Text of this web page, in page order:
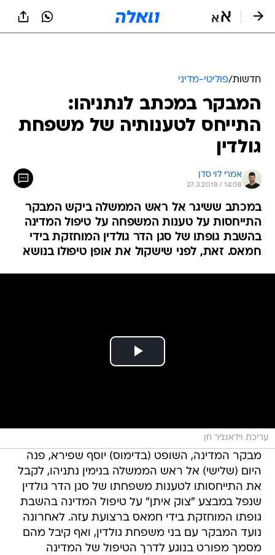
חדשות/פוליטי-מדיני
המבקר במכתב לנתניהו:
התייחס לטענותיה של משפחת
גולדין
אמרי לוי סדן
27.3.2018 / 14:08
במכתב ששיגר אל ראש הממשלה ביקש המבקר
התייחסות על טענות המשפחה על טיפול המדינה
בהשבת גופתו של סגן הדר גולדין המוחזקת בידי
חמאס. זאת, לפני שישקול את אופן טיפולו בנושא
עריכת וידאו:ניר חן
מבקר המדינה, השופט (בדימוס) יוסף שפירא, פנה
היום (שלישי) אל ראש הממשלה בנימין נתניהו, לקבל
את התייחסותו לטענות משפחתו של סגן הדר גולדין
שנפל במבצע "צוק איתן" על טיפול המדינה בהשבת
גופתו המוחזקת בידי חמאס ברצועת עזה. לאחרונה
נועד המבקר עם בני משפחת גולדין, ואף קיבל מהם
מסמך מפורט בנוגע לדרך הטיפול של המדינה